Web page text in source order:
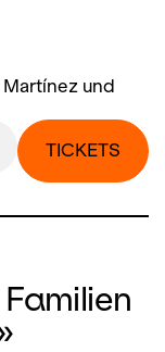
und
TICKETS